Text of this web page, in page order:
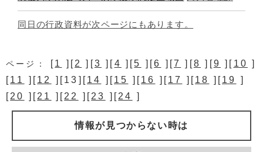
同日の行政資料が次ページにもあります。
ページ： [1 ][2 ][3 ][4 ][5 ][6 ][7 ][8 ][9 ][ 10 ]
[11 ][12 ][13][14 ][15 ][16 ][17 ][18 ][19
]
[20 ][21 ][22 ][23 ][24 ]
情報が見つからない時は